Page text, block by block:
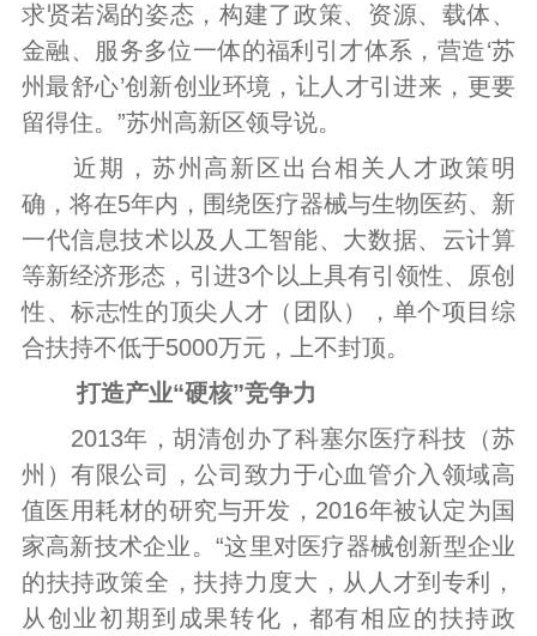
求贤若渴的姿态，构建了政策、资源、载体、
金融、服务多位一体的福利引才体系，营造‘苏
州最舒心’创新创业环境，让人才引进来，更要
留得住。”苏州高新区领导说。
近期，苏州高新区出台相关人才政策明
确，将在5年内，围绕医疗器械与生物医药、新
一代信息技术以及人工智能、大数据、云计算
等新经济形态，引进3个以上具有引领性、原创
性、标志性的顶尖人才（团队），单个项目综
合扶持不低于5000万元，上不封顶。
打造产业“硬核”竞争力
2013年，胡清创办了科塞尔医疗科技（苏
州）有限公司，公司致力于心血管介入领域高
值医用耗材的研究与开发，2016年被认定为国
家高新技术企业。“这里对医疗器械创新型企业
的扶持政策全，扶持力度大，从人才到专利，
从创业初期到成果转化，都有相应的扶持政